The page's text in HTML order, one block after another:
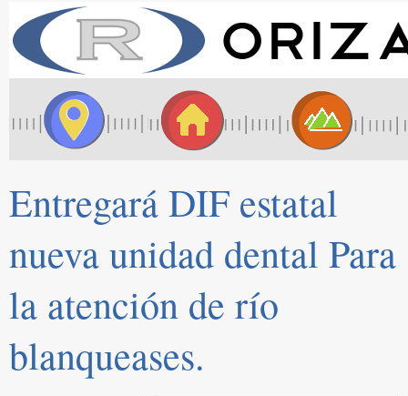
Entregará DIF estatal
nueva unidad dental Para
la atención de río
blanqueases.